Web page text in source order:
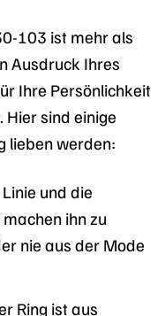
103 ist mehr als
Ausdruck Ihres
Ihre Persönlichkeit
Hier sind einige
lieben werden:
und die
ihn zu
nie aus der Mode
Ring ist aus